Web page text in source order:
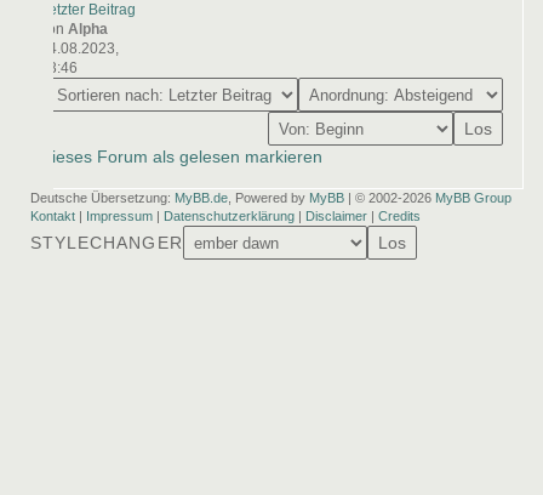
Letzter Beitrag
von Alpha
24.08.2023,
23:46
Los
Dieses Forum als gelesen markieren
Deutsche Übersetzung: MyBB.de , Powered by MyBB | © 2002-2026 MyBB Group
Kontakt | Impressum | Datenschutzerklärung | Disclaimer | Credits
STYLECHANGER Los